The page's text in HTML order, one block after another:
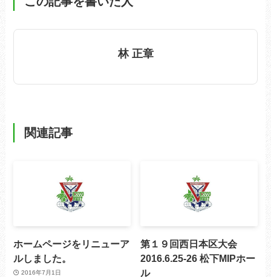
林 正章
関連記事
ホームページをリニューア
ルしました。
2016年7月1日
第１９回西日本区大会
2016.6.25-26 松下MIPホー
ル